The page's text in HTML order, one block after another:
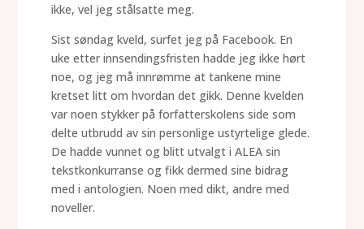
ikke, vel jeg stålsatte meg.
Sist søndag kveld, surfet jeg på Facebook. En
uke etter innsendingsfristen hadde jeg ikke hørt
noe, og jeg må innrømme at tankene mine
kretset litt om hvordan det gikk. Denne kvelden
var noen stykker på forfatterskolens side som
delte utbrudd av sin personlige ustyrtelige glede.
De hadde vunnet og blitt utvalgt i ALEA sin
tekstkonkurranse og fikk dermed sine bidrag
med i antologien. Noen med dikt, andre med
noveller.